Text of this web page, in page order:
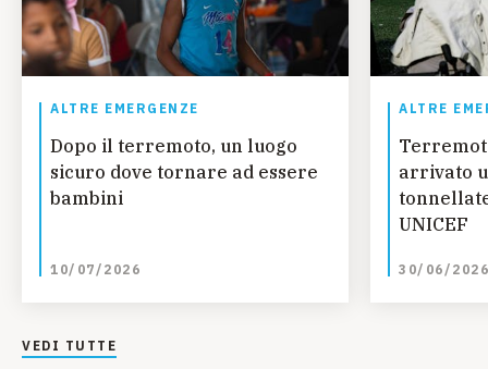
ALTRE EMERGENZE
Dopo il terremoto, un luogo
sicuro dove tornare ad essere
bambini
10/07/2026
ALTRE
arrivato
UNICEF
30/06/2026
VEDI TUTTE